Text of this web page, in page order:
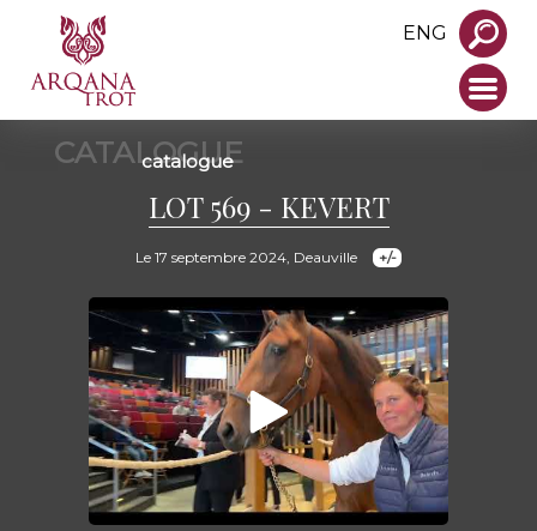
ENG
CATALOGUE
catalogue
LOT 569 - KEVERT
Le 17 septembre 2024, Deauville